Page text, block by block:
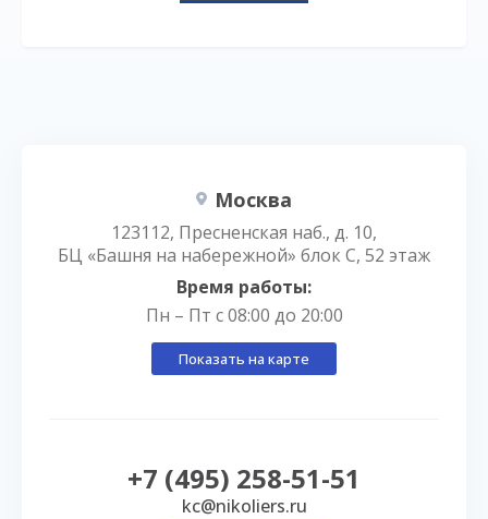
Москва
123112, Пресненская наб., д. 10,
БЦ «Башня на набережной» блок С, 52 этаж
Время работы:
Пн – Пт с 08:00 до 20:00
Показать на карте
+7 (495) 258-51-51
kc@nikoliers.ru